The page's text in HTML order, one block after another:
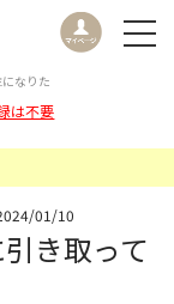
なりた
は不要
01/10
き取って